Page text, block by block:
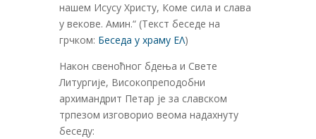
нашем Исусу Христу, Коме сила и слава
у векове. Амин.“ (Текст беседе на
грчком: Беседа у храму ΕΛ)
Након свеноћног бдења и Свете
Литургије, Високопреподобни
архимандрит Петар је за славском
трпезом изговорио веома надахнуту
беседу: